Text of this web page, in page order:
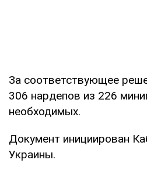
За соответствующее
306 нардепов из 226
необходимых.
Документ инициирован
Украины.